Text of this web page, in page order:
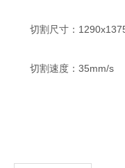
切割尺寸：
切割速度：35mm/s